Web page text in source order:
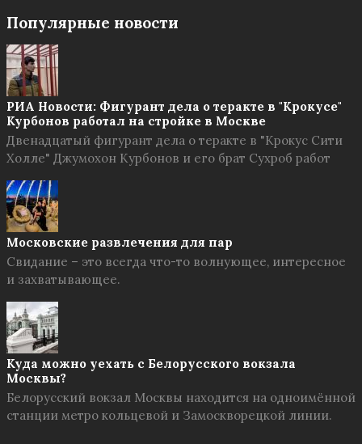
Популярные новости
РИА Новости: Фигурант дела о теракте в "Крокусе"
Курбонов работал на стройке в Москве
Двенадцатый фигурант дела о теракте в "Крокус Сити
Холле" Джумохон Курбонов и его брат Сухроб работ
Московские развлечения для пар
Свидание – это всегда что-то волнующее, интересное
и захватывающее.
Куда можно уехать с Белорусского вокзала
Москвы?
Белорусский вокзал Москвы находится на одноимённой
станции метро кольцевой и Замоскворецкой линии.